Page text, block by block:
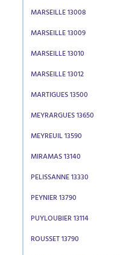
MARSEILLE 13008
MARSEILLE 13009
MARSEILLE 13010
MARSEILLE 13012
MARTIGUES 13500
MEYRARGUES 13650
MEYREUIL 13590
MIRAMAS 13140
PELISSANNE 13330
PEYNIER 13790
PUYLOUBIER 13114
ROUSSET 13790